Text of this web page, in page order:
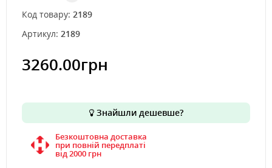
Код товару: 2189
Артикул: 2189
3260.00грн
Знайшли дешевше?
Безкоштовна доставка
при повній передплаті
вiд 2000 грн